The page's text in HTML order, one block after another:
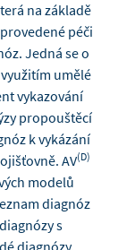
na základě
péči
Jedná se o
umělé
vykazování
propouštěcí
k vykázání
AV(D)
modelů
diagnóz
s